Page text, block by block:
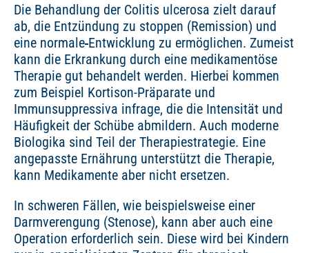
Die Behandlung der Colitis ulcerosa zielt darauf
ab, die Entzündung zu stoppen (Remission) und
eine normale Entwicklung zu ermöglichen. Zumeist
kann die Erkrankung durch eine medikamentöse
Therapie gut behandelt werden. Hierbei kommen
zum Beispiel Kortison-Präparate und
Immunsuppressiva infrage, die die Intensität und
Häufigkeit der Schübe abmildern. Auch moderne
Biologika sind Teil der Therapiestrategie. Eine
angepasste Ernährung unterstützt die Therapie,
kann Medikamente aber nicht ersetzen.
In schweren Fällen, wie beispielsweise einer
Darmverengung (Stenose), kann aber auch eine
Operation erforderlich sein. Diese wird bei Kindern